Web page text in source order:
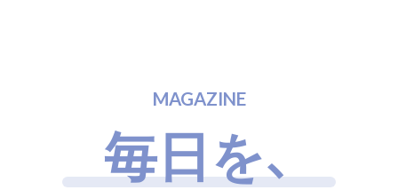
MAGAZINE
毎日 を、